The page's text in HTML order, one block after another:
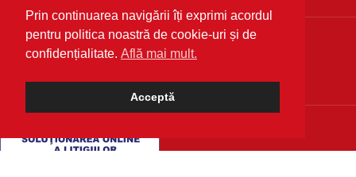
Prin continuarea navigării îți exprimi acordul
pentru politica noastră de cookie-uri și de
confidențialitate. Află mai mult.
Acceptă